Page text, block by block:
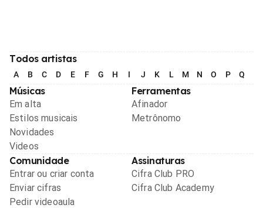
Todos artistas
A B C D E F G H I J K L M N O P Q
Músicas
Em alta
Estilos musicais
Novidades
Videos
Ferramentas
Afinador
Metrônomo
Comunidade
Entrar ou criar conta
Enviar cifras
Pedir videoaula
Assinaturas
Cifra Club PRO
Cifra Club Academy